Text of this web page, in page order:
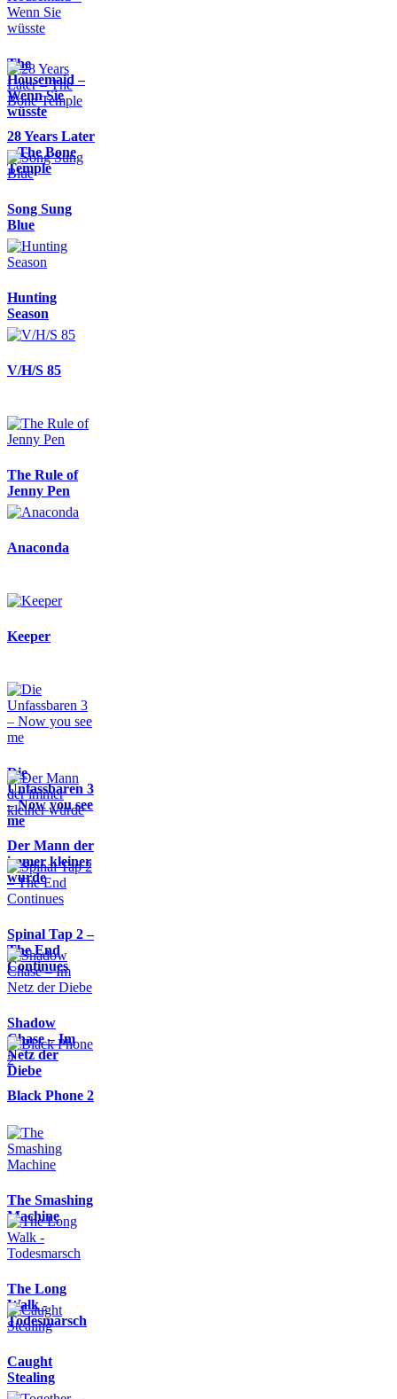
The
Housemaid –
Wenn Sie
wüsste
28 Years Later
– The Bone
Temple
Song Sung
Blue
Hunting
Season
V/H/S 85
The Rule of
Jenny Pen
Anaconda
Keeper
Die
Unfassbaren 3
– Now you see
me
Der Mann der
immer kleiner
wurde
Spinal Tap 2 –
The End
Continues
Shadow
Chase – Im
Netz der
Diebe
Black Phone 2
The Smashing
Machine
The Long
Walk -
Todesmarsch
Caught
Stealing